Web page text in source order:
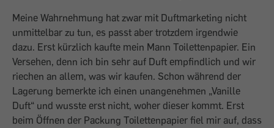
Meine Wahrnehmung hat zwar mit Duftmarketing nicht
unmittelbar zu tun, es passt aber trotzdem irgendwie
dazu. Erst kürzlich kaufte mein Mann Toilettenpapier. Ein
Versehen, denn ich bin sehr auf Duft empfindlich und wir
riechen an allem, was wir kaufen. Schon während der
Lagerung bemerkte ich einen unangenehmen „Vanille
Duft“ und wusste erst nicht, woher dieser kommt. Erst
beim Öffnen der Packung Toilettenpapier fiel mir auf, dass